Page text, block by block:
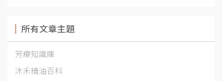
所有文章主題
芳療知識庫
沐禾精油百科